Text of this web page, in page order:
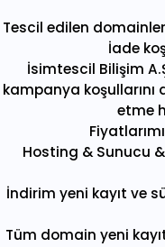
Tescil edilen
İade
İsimtescil Bilişim
kampanya
etme
Hosting & Sunucu
İndirim yeni kayıt ve
Tüm domain yeni